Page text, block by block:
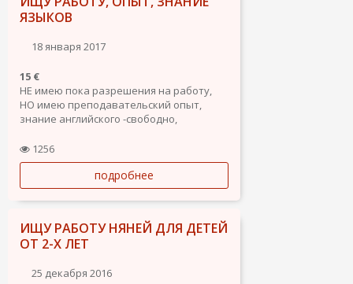
ЯЗЫКОВ
18 января 2017
15 €
НЕ имею пока разрешения на работу,
НО имею преподавательский опыт,
знание английского -свободно,
международные права.
В России я менеджер и финансист с 10
летним стажем, фитнес тренер
групповых программ.
Активная, общительная, с...
1256
подробнее
ИЩУ РАБОТУ НЯНЕЙ ДЛЯ ДЕТЕЙ
ОТ 2-Х ЛЕТ
25 декабря 2016